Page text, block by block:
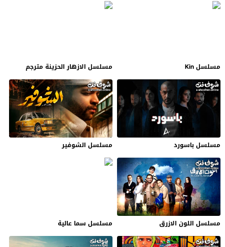
مسلسل Kin مسلسل الازهار الحزينة مترجم
مسلسل باسورد مسلسل الشوفير
مسلسل اللون الازرق مسلسل سما عالية